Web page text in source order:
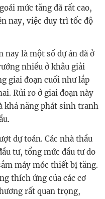
mức tăng đã rất cao,
nay, việc duy trì tốc độ
nay là một số dự án đã ở
nhiều ở khâu giải
giai đoạn cuối như lắp
Rủi ro ở giai đoạn này
khả năng phát sinh tranh
dự toán. Các nhà thầu
tư, tổng mức đầu tư do
máy móc thiết bị tăng.
thích ứng của các cơ
rất quan trọng,